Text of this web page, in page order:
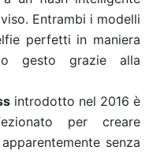
Entrambi i modelli
perfetti in maniera
gesto grazie alla
introdotto nel 2016 è
per creare
senza